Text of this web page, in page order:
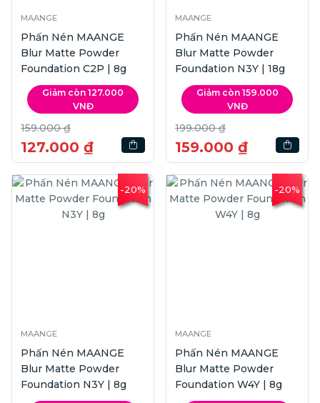
MAANGE
Phấn Nén MAANGE
Blur Matte Powder
Foundation C2P | 8g
Giảm còn 127.000
VNĐ
159.000 ₫
127.000 ₫
MAANGE
Phấn Nén MAANGE
Blur Matte Powder
Foundation N3Y | 18g
Giảm còn 159.000
VNĐ
199.000 ₫
159.000 ₫
-20%
MAANGE
Phấn Nén MAANGE
Blur Matte Powder
Foundation N3Y | 8g
-20%
MAANGE
Phấn Nén MAANGE
Blur Matte Powder
Foundation W4Y | 8g